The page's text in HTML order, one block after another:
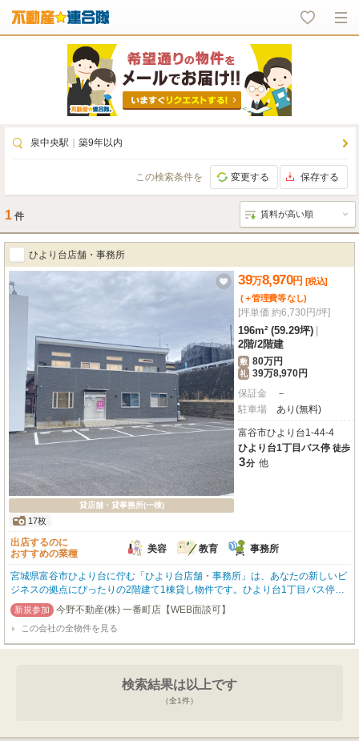
泉中央駅 築9年以内
この検索条件を 変更する 保存する
1 件
ひより台店舗・事務所
貸店舗・貸事務所(一棟)
17枚
39万8,970円 [税込]
(＋管理費等なし)
[坪単価 約6,730円/坪]
196m² (59.29坪)
2階/2階建
敷 80万円
礼 39万8,970円
保証金
－
駐車場
あり(無料)
富谷市ひより台1-44-4
ひより台1丁目バス停 徒歩
3分 他
出店するのに
おすすめの業種
美容 教育 事務所
宮城県富谷市ひより台に佇む「ひより台店舗・事務所」は、あなたの新しいビ
ジネスの拠点にぴったりの2階建て1棟貸し物件です。ひより台1丁目バス停ま
で徒歩3分と、お客様やスタッフのアクセスにも便利な立地。広々とした専有
面積196.0㎡は、多様なビジネス展開を可能にします。さらに、無料駐車場を7
台完備しているので、お車でのご来店に便利。エアコンや照明器具、給排水設
備が整い、24時間利用可能なので、時間にとらわれずにビジネスに集中してい
クール、事務所など、幅広い業種におすすめのこの物件で、あなたの新しいビ
今野不動産(株) 一番町店【WEB面談可】
この会社の全物件を見る
検索結果は以上です
（全1件）